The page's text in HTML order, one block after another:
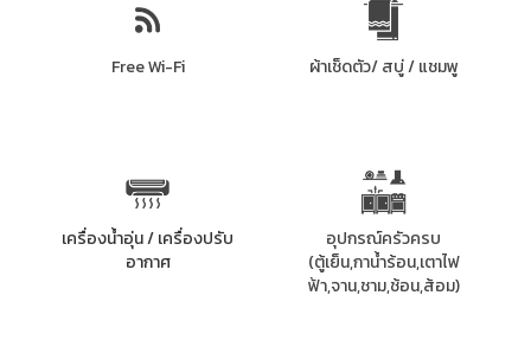
Free Wi-Fi ผ้าเช็ดตัว/ สบู่ / แชมพู
เครื่องน้ำอุ่น / เครื่องปรับ
อากาศ
อุปกรณ์ครัวครบ
(ตู้เย็น,กาน้ำร้อน,เตาไฟ
ฟ้า,จาน,ชาม,ช้อน,ส้อม)